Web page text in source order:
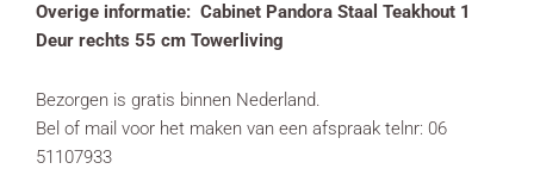
Overige informatie: Cabinet Pandora Staal Teakhout 1
Deur rechts 55 cm Towerliving
Bezorgen is gratis binnen Nederland.
Bel of mail voor het maken van een afspraak telnr: 06
51107933